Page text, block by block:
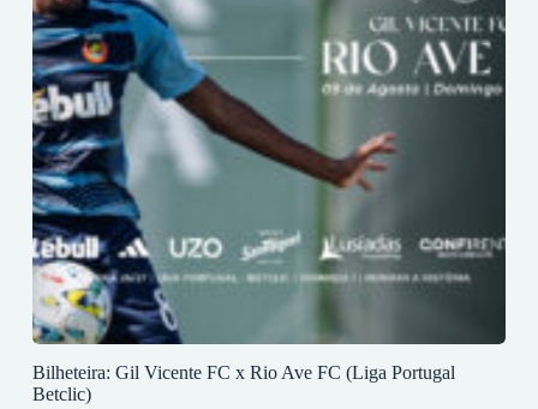
Bilheteira: Gil Vicente FC x Rio Ave FC (Liga Portugal
Betclic)